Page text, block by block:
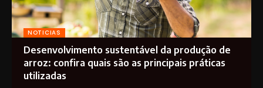
NOTICIAS
Desenvolvimento sustentável da produção de
arroz: confira quais são as principais práticas
utilizadas